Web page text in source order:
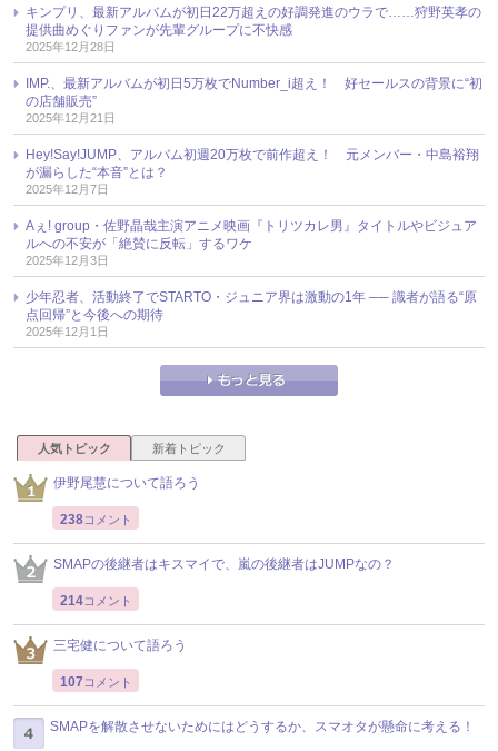
キンプリ、最新アルバムが初日22万超えの好調発進のウラで……狩野英孝の
提供曲めぐりファンが先輩グループに不快感
2025年12月28日
IMP.、最新アルバムが初日5万枚でNumber_i超え！ 好セールスの背景に“初
の店舗販売”
2025年12月21日
Hey!Say!JUMP、アルバム初週20万枚で前作超え！ 元メンバー・中島裕翔
が漏らした“本音”とは？
2025年12月7日
Aぇ! group・佐野晶哉主演アニメ映画『トリツカレ男』タイトルやビジュア
ルへの不安が「絶賛に反転」するワケ
2025年12月3日
少年忍者、活動終了でSTARTO・ジュニア界は激動の1年 ── 識者が語る“原
点回帰”と今後への期待
2025年12月1日
人気トピック 新着トピック
伊野尾慧について語ろう
238コメント
SMAPの後継者はキスマイで、嵐の後継者はJUMPなの？
214コメント
三宅健について語ろう
107 コメント
SMAPを解散させないためにはどうするか、スマオタが懸命に考える！